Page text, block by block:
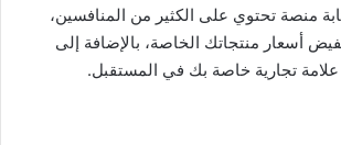
منصة تحتوي على الكثير من المنافسين،
أسعار منتجاتك الخاصة، بالإضافة إلى
تجارية خاصة بك في المستقبل.